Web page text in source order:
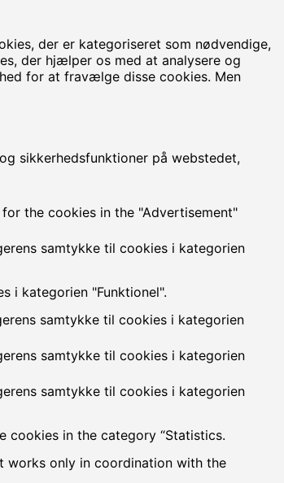
der er kategoriseret som nødvendige,
der hjælper os med at analysere og
for at fravælge disse cookies. Men
sikkerhedsfunktioner på webstedet,
the cookies in the "Advertisement"
samtykke til cookies i kategorien
i kategorien "Funktionel".
samtykke til cookies i kategorien
samtykke til cookies i kategorien
samtykke til cookies i kategorien
cookies in the category “Statistics.
works only in coordination with the